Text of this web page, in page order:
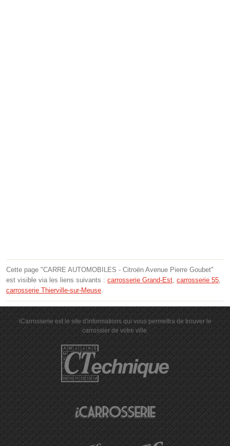
Cette page "CARRE AUTOMOBILES - Citroën Avenue Pierre Goubet"
est visible via les liens suivants : carrosserie Grand-Est carrosserie 55
carrosserie Thierville-sur-Meuse
iCarrosserie est le site d'informations qui vous permettra de trouver le
carrossier de votre ville.